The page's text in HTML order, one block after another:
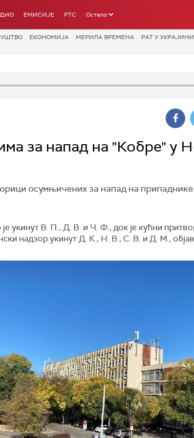
ЕМИСИЈЕ РТС Остало
ЕКОНОМИЈА МЕРИЛА ВРЕМЕНА РАТ У УКРАЈИНИ
за напад на "Кобре" у
осумњичених за напад на
укинут В. П., Д. В. и Ч. Ф., док је кућни
надзор укинут Д. К., Н. В., С. В. и Д. М.,